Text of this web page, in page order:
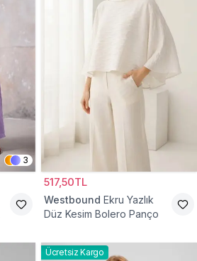
3
517,50TL
Westbound Ekru Yazlık
Düz Kesim Bolero Panço
Ücretsiz Kargo